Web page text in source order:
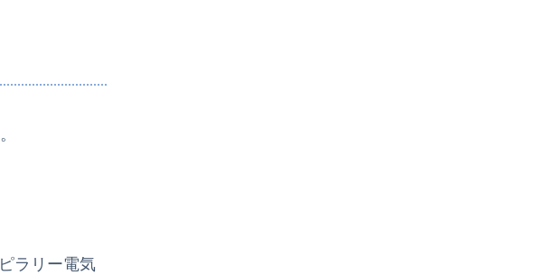
ラリー電気